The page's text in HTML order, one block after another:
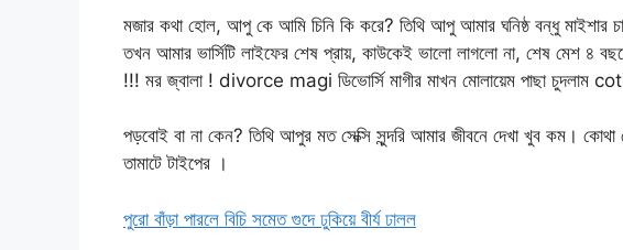
মজার কথা হোল, আপু কে আমি চিনি কি করে? তিথি আপু আমার ঘনিষ্ঠ বন্ধু মাইশার
তখন আমার ভার্সিটি লাইফের শেষ প্রায়, কাউকেই ভালো লাগলো না, শেষ মেশ ৪
!!! মর জ্বালা ! divorce magi ডিভোর্সি মাগীর মাখন মোলায়েম পাছা চুদলাম
পড়বোই বা না কেন? তিথি আপুর মত সেক্সি সুন্দরি আমার জীবনে দেখা খুব কম।
তামাটে টাইপের ।
পুরো বাঁড়া পারলে বিচি সমেত গুদে ঢুকিয়ে বীর্য ঢালল